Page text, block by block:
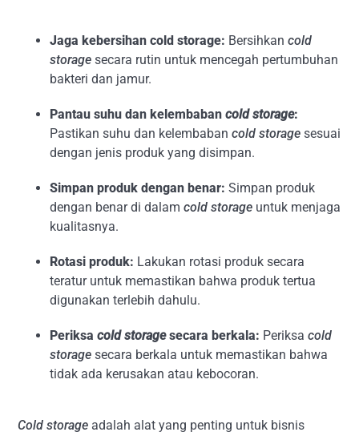
Jaga kebersihan cold storage: Bersihkancold
storage secara rutin untuk mencegah pertumbuhan
bakteri dan jamur.
Pantau suhu dan kelembabancold storage:
Pastikan suhu dan kelembabancold storage sesuai
dengan jenis produk yang disimpan.
Simpan produk dengan benar: Simpan produk
dengan benar di dalamcold storage untuk menjaga
kualitasnya.
Rotasi produk: Lakukan rotasi produk secara
teratur untuk memastikan bahwa produk tertua
digunakan terlebih dahulu.
Periksa cold storagesecara berkala: Periksacold
storage secara berkala untuk memastikan bahwa
tidak ada kerusakan atau kebocoran.
Cold storage adalah alat yang penting untuk bisnis